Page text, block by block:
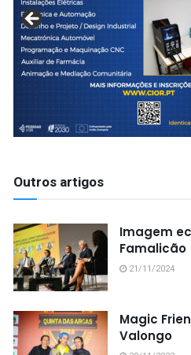
Outros artigos
Imagem
Famalicão
21/11/2024
Magic
Valongo